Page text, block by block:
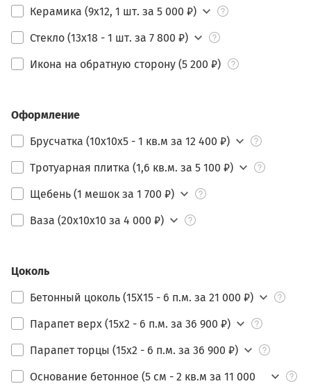
Керамика (9х12, 1 шт. за 5 000 ₽)
Стекло (13х18 - 1 шт. за 7 800 ₽)
Икона на обратную сторону (5 200 ₽)
Оформление
Брусчатка (10х10х5 - 1 кв.м за 12 400 ₽)
Тротуарная плитка (1,6 кв.м. за 5 100 ₽)
Щебень (1 мешок за 1 700 ₽)
Ваза (20х10х10 за 4 000 ₽)
Цоколь
Бетонный цоколь (15Х15 - 6 п.м. за 21 000 ₽)
Парапет верх (15х2 - 6 п.м. за 36 900 ₽)
Парапет торцы (15х2 - 6 п.м. за 36 900 ₽)
Основание бетонное (5 см - 2 кв.м за 11 000